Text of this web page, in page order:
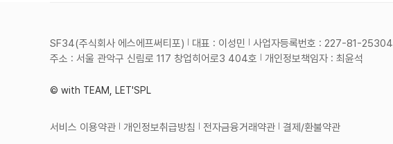
SF34(주식회사 에스에프써티포) 대표 : 이성민 사업자등록번호 : 227-81-25304
주소 : 서울 관악구 신림로 117 창업히어로3 404호
개인정보책임자 : 최윤석
© with TEAM, LET'SPL
서비스 이용약관 개인정보취급방침 전자금융거래약관 결제/환불약관